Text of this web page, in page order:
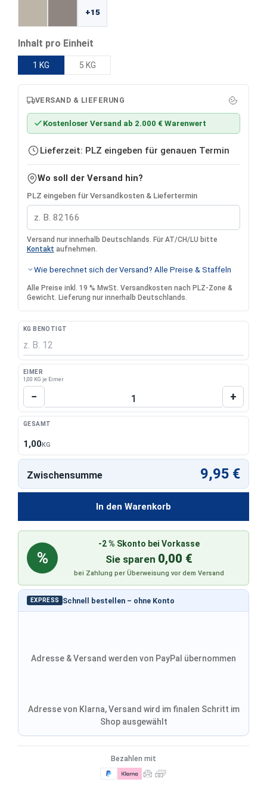
+15
Inhalt pro Einheit
1 KG 5 KG
VERSAND & LIEFERUNG
Kostenloser Versand ab 2.000 € Warenwert
Lieferzeit: PLZ eingeben für genauen Termin
Wo soll der Versand hin?
PLZ eingeben für Versandkosten & Liefertermin
Versand nur innerhalb Deutschlands. Für AT/CH/LU bitte
Kontakt aufnehmen.
Wie berechnet sich der Versand? Alle Preise & Staffeln
Alle Preise inkl. 19 % MwSt. Versandkosten nach PLZ-Zone &
Gewicht. Lieferung nur innerhalb Deutschlands.
KG BENÖTIGT
EIMER
1,00 KG je Eimer
Produkt Anzahl: Gib den gewünschten
− +
GESAMT
1,00KG
In den Warenkorb
EXPRESS Schnell bestellen – ohne Konto
Adresse & Versand werden von PayPal übernommen
Adresse von Klarna, Versand wird im finalen Schritt im
Shop ausgewählt
Zwischensumme 9,95 €
%
-2 % Skonto bei Vorkasse
Sie sparen 0,00 €
bei Zahlung per Überweisung vor dem Versand
Bezahlen mit